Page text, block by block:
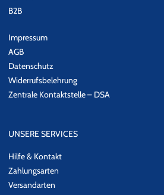
B2B
Impressum
AGB
Datenschutz
Widerrufsbelehrung
Zentrale Kontaktstelle – DSA
UNSERE SERVICES
Hilfe & Kontakt
Zahlungsarten
Versandarten